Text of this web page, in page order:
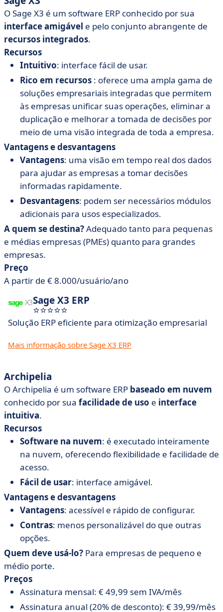
O Sage X3 é um software ERP conhecido por sua
interface amigável e pelo conjunto abrangente de
recursos integrados.
Recursos
Intuitivo: interface fácil de usar.
Rico em recursos : oferece uma ampla gama de
soluções empresariais integradas que permitem
às empresas unificar suas operações, eliminar a
duplicação e melhorar a tomada de decisões por
meio de uma visão integrada de toda a empresa.
Vantagens e desvantagens
Vantagens: uma visão em tempo real dos dados
para ajudar as empresas a tomar decisões
informadas rapidamente.
Desvantagens: podem ser necessários módulos
adicionais para usos especializados.
A quem se destina?Adequado tanto para pequenas
e médias empresas (PMEs) quanto para grandes
empresas.
Preço
A partir de € 8.000/usuário/ano
Sage X3 ERP
Solução ERP eficiente para otimização empresarial
Mais informação sobre Sage X3 ERP
Archipelia
O Archipelia é um software ERP baseado em nuvem
conhecido por sua facilidade de uso e interface
intuitiva.
Recursos
Software na nuvem: é executado inteiramente
na nuvem, oferecendo flexibilidade e facilidade de
acesso.
Fácil de usar: interface amigável.
Vantagens e desvantagens
Vantagens: acessível e rápido de configurar.
Contras: menos personalizável do que outras
opções.
Quem deve usá-lo? Para empresas de pequeno e
médio porte.
Preços
Assinatura mensal: € 49,99 sem IVA/mês
Assinatura anual (20% de desconto): € 39,99/mês